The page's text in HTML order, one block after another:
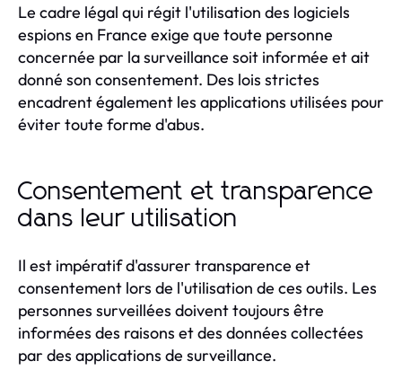
Le cadre légal qui régit l'utilisation des logiciels
espions en France exige que toute personne
concernée par la surveillance soit informée et ait
donné son consentement. Des lois strictes
encadrent également les applications utilisées pour
éviter toute forme d'abus.
Consentement et transparence
dans leur utilisation
Il est impératif d'assurer transparence et
consentement lors de l'utilisation de ces outils. Les
personnes surveillées doivent toujours être
informées des raisons et des données collectées
par des applications de surveillance.